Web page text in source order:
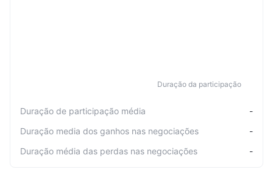
Duração da participação
Duração de participação média
-
Duração media dos ganhos nas negociações
-
Duração média das perdas nas negociações
-